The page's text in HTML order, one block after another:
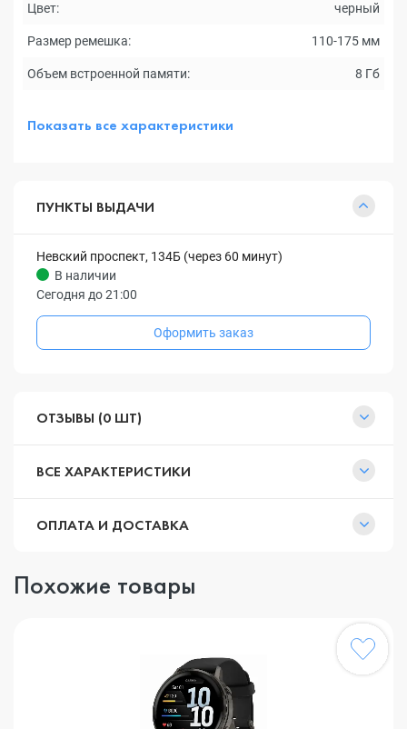
Цвет: черный
Размер ремешка: 110-175 мм
Объем встроенной памяти: 8 Гб
Показать все характеристики
ПУНКТЫ ВЫДАЧИ
Невский проспект, 134Б (через 60 минут)
В наличии
Сегодня до 21:00
Оформить заказ
ОТЗЫВЫ (0 ШТ)
ВСЕ ХАРАКТЕРИСТИКИ
ОПЛАТА И ДОСТАВКА
Похожие товары